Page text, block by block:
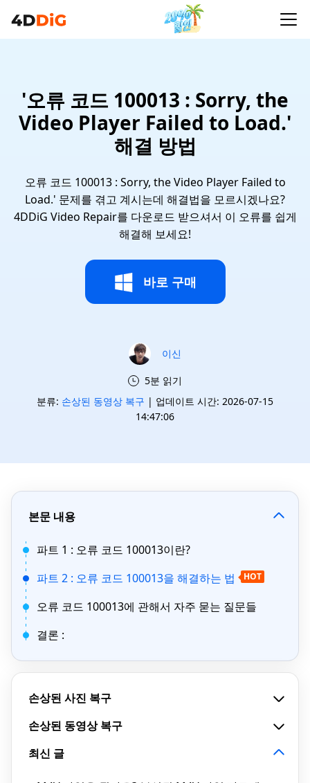
'오류 코드 100013 : Sorry, the
Video Player Failed to Load.'
해결 방법
오류 코드 100013 : Sorry, the Video Player Failed to
Load.' 문제를 겪고 계시는데 해결법을 모르시겠나요?
4DDiG Video Repair를 다운로드 받으셔서 이 오류를 쉽게
해결해 보세요!
바로 구매
이신
5분 읽기
분류: 손상된 동영상 복구 | 업데이트 시간: 2026-07-15
14:47:06
본문 내용
파트 1 : 오류 코드 100013이란?
파트 2 : 오류 코드 100013을 해결하는 법
HOT
오류 코드 100013에 관해서 자주 묻는 질문들
결론 :
손상된 사진 복구
손상된 동영상 복구
최신 글